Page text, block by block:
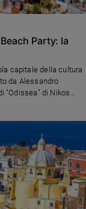
Party: la
capitale della cultura
da Alessandro
"Odissea" di Nikos